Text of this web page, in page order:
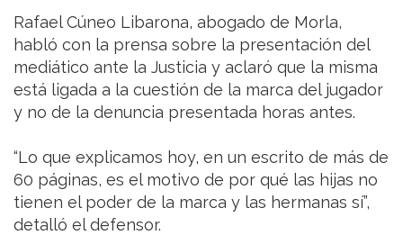
Rafael Cúneo Libarona, abogado de Morla,
habló con la prensa sobre la presentación del
mediático ante la Justicia y aclaró que la misma
está ligada a la cuestión de la marca del jugador
y no de la denuncia presentada horas antes.
“Lo que explicamos hoy, en un escrito de más de
60 páginas, es el motivo de por qué las hijas no
tienen el poder de la marca y las hermanas sí”,
detalló el defensor.